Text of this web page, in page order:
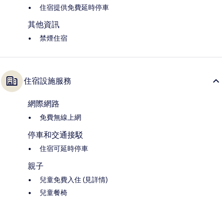
住宿提供免費延時停車
其他資訊
禁煙住宿
住宿設施服務
網際網路
免費無線上網
停車和交通接駁
住宿可延時停車
親子
兒童免費入住 (見詳情)
兒童餐椅